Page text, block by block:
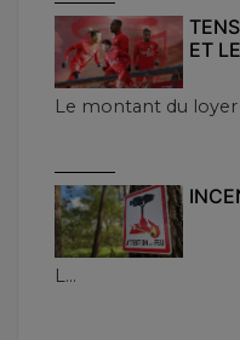
ET
Le montant du loyer
L...